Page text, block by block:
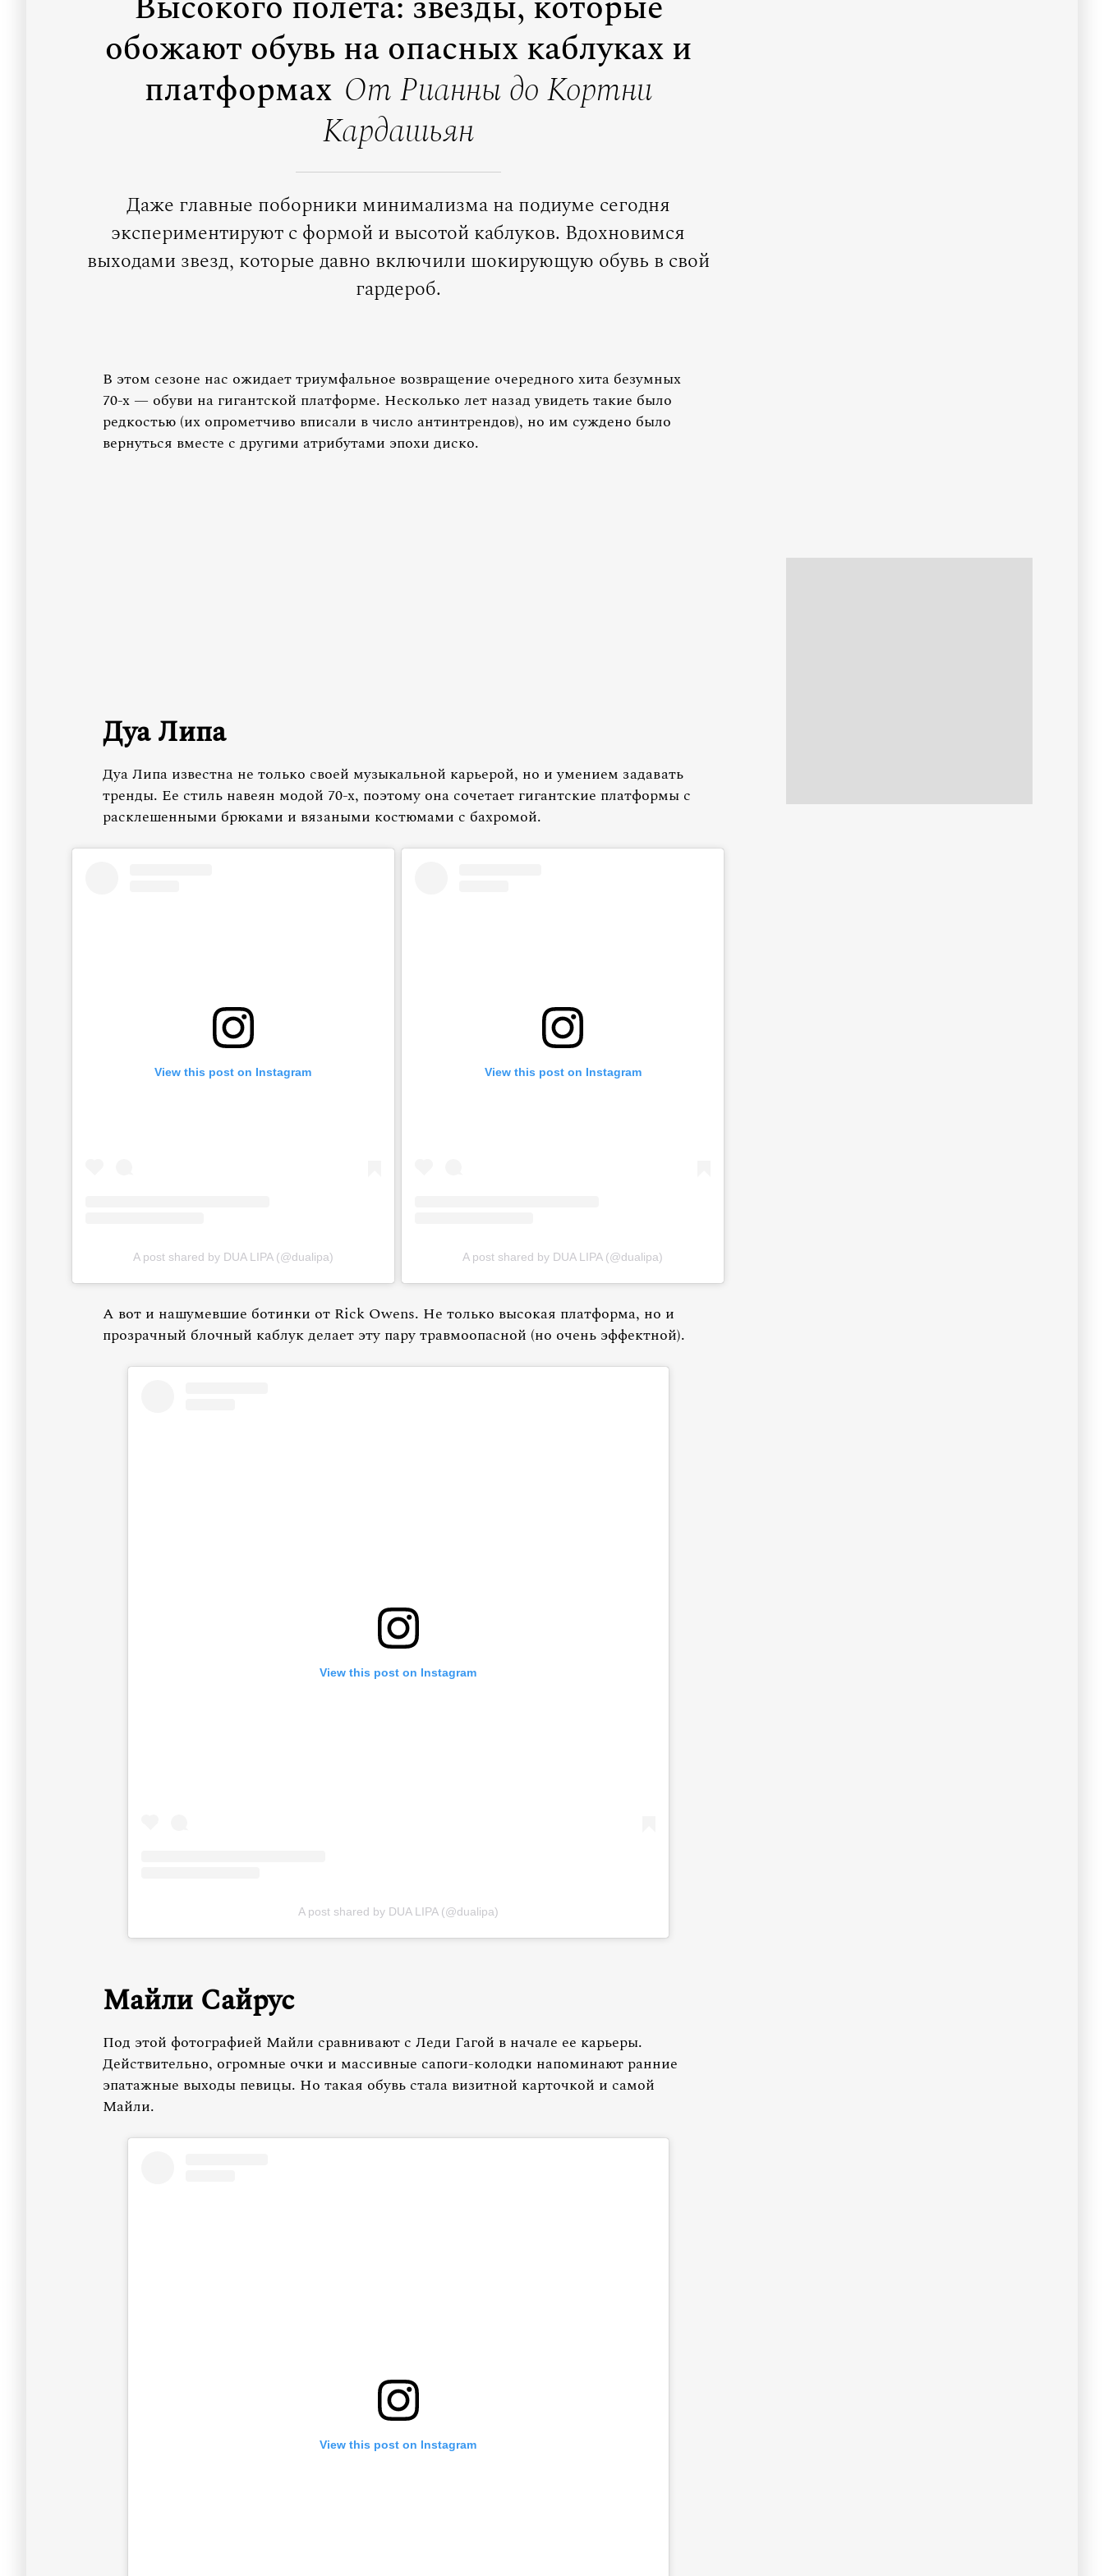
обожают обувь на опасных каблуках и
платформах От Рианны до Кортни
Кардашьян
Даже главные поборники минимализма на подиуме сегодня
экспериментируют с формой и высотой каблуков. Вдохновимся
выходами звезд, которые давно включили шокирующую обувь в свой
гардероб.
В этом сезоне нас ожидает триумфальное возвращение очередного хита безумных
70-х — обуви на гигантской платформе. Несколько лет назад увидеть такие было
редкостью (их опрометчиво вписали в число антинтрендов), но им суждено было
вернуться вместе с другими атрибутами эпохи диско.
Дуа Липа
Дуа Липа известна не только своей музыкальной карьерой, но и умением задавать
тренды. Ее стиль навеян модой 70-х, поэтому она сочетает гигантские платформы с
расклешенными брюками и вязаными костюмами с бахромой.
View this post on Instagram
A post shared by DUA LIPA (@dualipa)
View this post on Instagram
A post shared by DUA LIPA (@dualipa)
А вот и нашумевшие ботинки от Rick Owens. Не только высокая платформа, но и
прозрачный блочный каблук делает эту пару травмоопасной (но очень эффектной).
View this post on Instagram
A post shared by DUA LIPA (@dualipa)
Майли Сайрус
Под этой фотографией Майли сравнивают с Леди Гагой в начале ее карьеры.
Действительно, огромные очки и массивные сапоги-колодки напоминают ранние
эпатажные выходы певицы. Но такая обувь стала визитной карточкой и самой
Майли.
View this post on Instagram